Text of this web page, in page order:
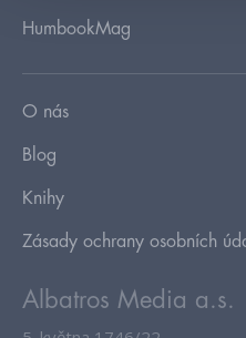
HumbookMag
O nás
Blog
Knihy
Zásady ochrany osobních
Albatros Media a.s.